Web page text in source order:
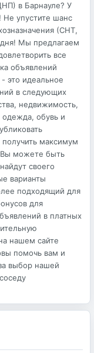
в Барнауле? У
Не упустите шанс
(СНТ,
Мы предлагаем
все
объявлений
это идеальное
в следующих
недвижимость,
обувь и
максимум
Вы можете быть
своего
варианты
подходящий для
для
в платных
нашем сайте
помочь вам и
выбор нашей